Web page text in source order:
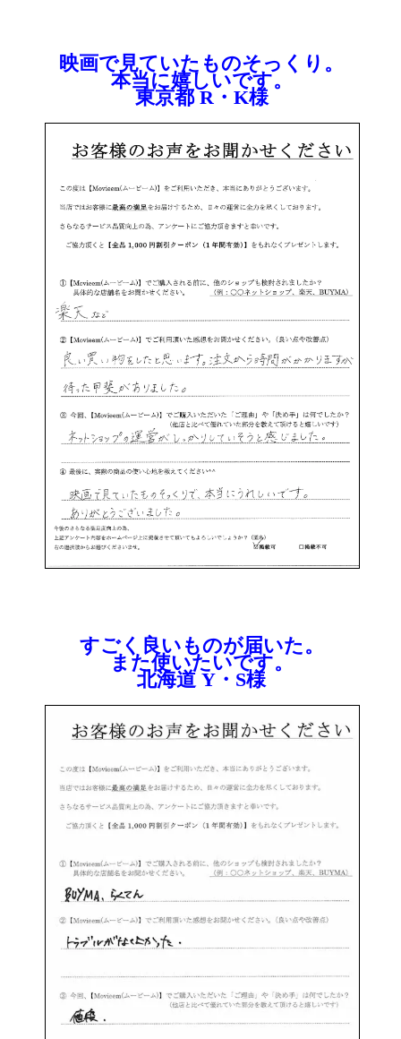
映画で見ていたものそっくり。
本当に嬉しいです。
東京都 R・K様
すごく良いものが届いた。
また使いたいです。
北海道 Y・S様